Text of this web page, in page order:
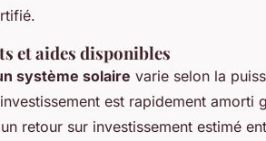
et aides disponibles
système solaire varie selon la
est rapidement amorti
retour sur investissement estimé